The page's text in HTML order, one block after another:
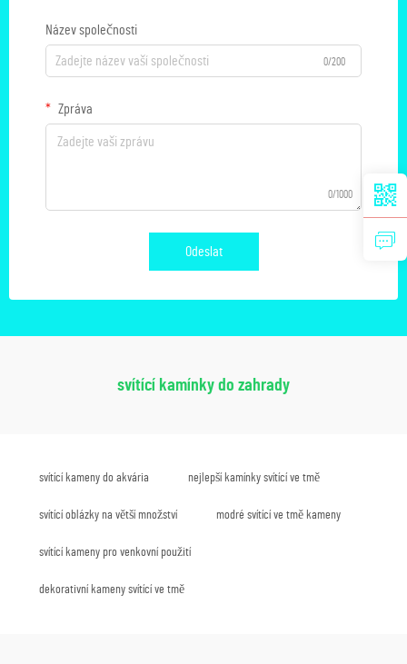
Název společnosti
0/200
Zpráva
0/1000
Odeslat
svítící kamínky do zahrady
svítící kameny do akvária nejlepší kamínky svítící ve tmě
svítící oblázky na větší množství modré svítící ve tmě kameny
svítící kameny pro venkovní použití
dekorativní kameny svítící ve tmě